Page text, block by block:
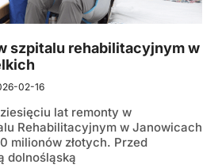
szpitalu rehabilitacyjnym w
02-16
lat remonty w
Rehabilitacyjnym w Janowicach
milionów złotych. Przed
dolnośląską